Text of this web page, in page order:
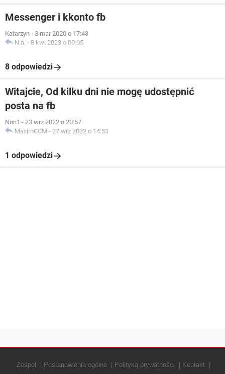
Messenger i kkonto fb
Katarzyn - 3 mar 2020 o 17:48
N.a. - 8 kwi 2023 o 09:05
8 odpowiedzi
Witajcie, Od kilku dni nie mogę udostępnić
posta na fb
Nnn1 - 23 wrz 2022 o 20:57
MaximCCM - 27 wrz 2022 o 14:53
1 odpowiedzi
Zespół Postanowienia ogólne Polityką prywatności Kontakt